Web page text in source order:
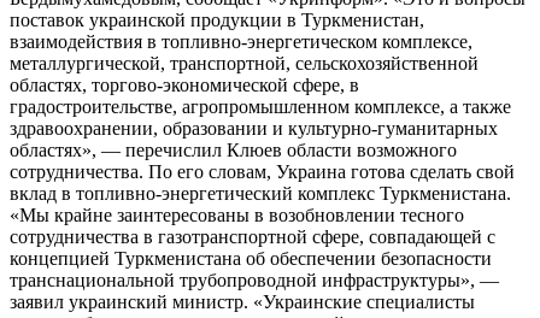
поставок украинской продукции в Туркменистан,
взаимодействия в топливно-энергетическом комплексе,
металлургической, транспортной, сельскохозяйственной
областях, торгово-экономической сфере, в
градостроительстве, агропромышленном комплексе, а также
здравоохранении, образовании и культурно-гуманитарных
областях», — перечислил Клюев области возможного
сотрудничества. По его словам, Украина готова сделать свой
вклад в топливно-энергетический комплекс Туркменистана.
«Мы крайне заинтересованы в возобновлении тесного
сотрудничества в газотранспортной сфере, совпадающей с
концепцией Туркменистана об обеспечении безопасности
транснациональной трубопроводной инфраструктуры», —
заявил украинский министр. «Украинские специалисты